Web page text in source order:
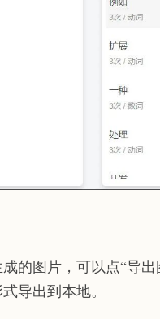
的图片，可以点“导出
导出到本地。